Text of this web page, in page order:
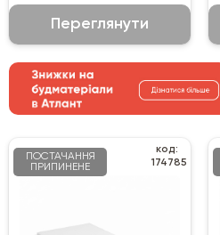
Переглянути
ПОСТАЧАННЯ
ПРИПИНЕНЕ
код:
174785